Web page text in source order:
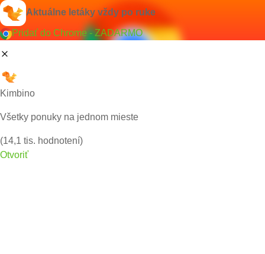
Aktuálne letáky vždy po ruke
Pridať do Chrome - ZADARMO
Kimbino
Všetky ponuky na jednom mieste
(14,1 tis. hodnotení)
Otvoriť